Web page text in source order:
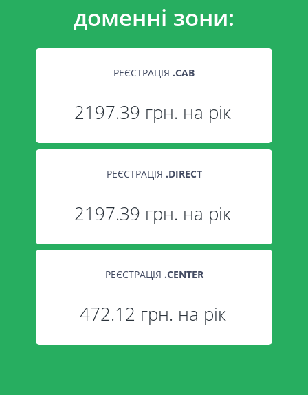
доменні зони:
РЕЄСТРАЦІЯ .CAB
2197.39 грн. на рік
РЕЄСТРАЦІЯ .DIRECT
2197.39 грн. на рік
РЕЄСТРАЦІЯ .CENTER
472.12 грн. на рік